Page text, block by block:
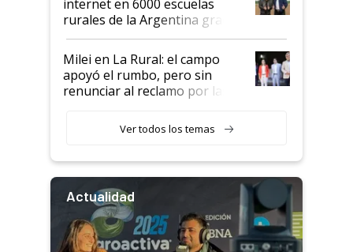
internet en 6000 escuelas
rurales de la Argentina gracias
a un acuerdo con Starlink
Milei en La Rural: el campo
apoyó el rumbo, pero sin
renunciar al reclamo por las
Ver todos los temas
Actualidad